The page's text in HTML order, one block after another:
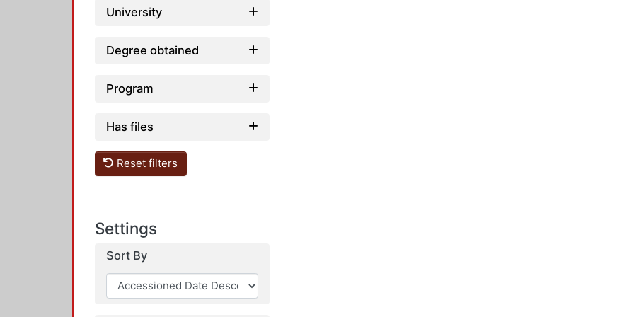
University
Degree obtained
Program
Has files
Reset filters
Settings
Sort By